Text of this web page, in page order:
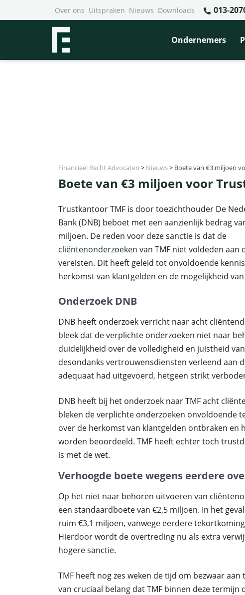
Over ons Uitspraken Nieuws Downloads 013-
Ondernemers
Financieel Recht Advocaten > Nieuws> Boete van €3 miljoen
Boete van €3 miljoen voor
Trustkantoor TMF is door toezichthouder De
Bank (DNB) beboet met een aanzienlijk bedrag
miljoen. De reden voor deze sanctie is dat de
cliëntenonderzoeken van TMF niet voldeden aan
vereisten. Dit heeft geleid tot onvoldoende
herkomst van klantgelden en de mogelijkheid
Onderzoek DNB
DNB heeft onderzoek verricht naar acht
bleek dat de verplichte onderzoeken niet naar
duidelijkheid over de volledigheid en juistheid
desondanks vertrouwensdiensten verleend aan
adequaat had uitgevoerd, hetgeen strikt
DNB heeft bij het onderzoek naar TMF acht
bleken de verplichte onderzoeken onvoldoende
over de herkomst van klantgelden ontbraken en
worden beoordeeld. TMF heeft echter toch
is met de wet.
Verhoogde boete wegens eerdere
Op het niet naar behoren uitvoeren van
een standaardboete van €2,5 miljoen. In het
ruim €3,1 miljoen, vanwege eerdere
Hierdoor wordt de overtreding nu als extra
hogere sanctie.
TMF heeft nog zes weken de tijd om bezwaar
van cruciaal belang dat TMF binnen deze